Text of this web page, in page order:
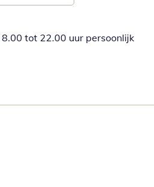
tot 22.00 uur persoonlijk